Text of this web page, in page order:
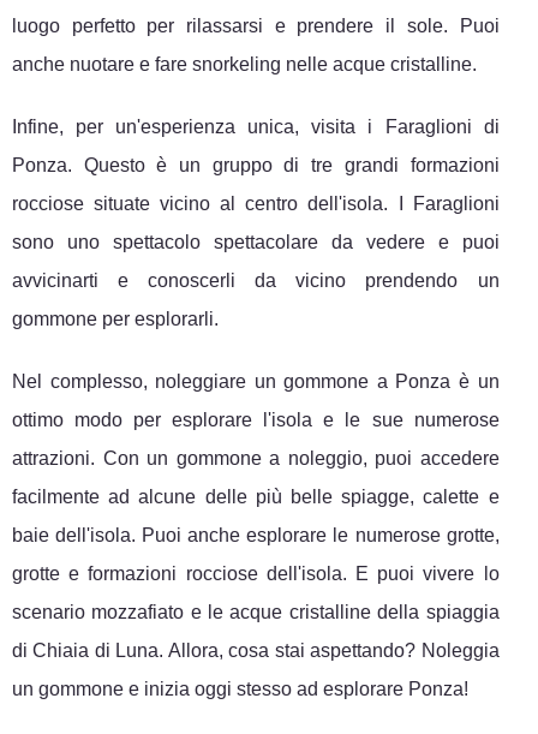
luogo perfetto per rilassarsi e prendere il sole. Puoi
anche nuotare e fare snorkeling nelle acque cristalline.
Infine, per un'esperienza unica, visita i Faraglioni di
Ponza. Questo è un gruppo di tre grandi formazioni
rocciose situate vicino al centro dell'isola. I Faraglioni
sono uno spettacolo spettacolare da vedere e puoi
avvicinarti e conoscerli da vicino prendendo un
gommone per esplorarli.
Nel complesso, noleggiare un gommone a Ponza è un
ottimo modo per esplorare l'isola e le sue numerose
attrazioni. Con un gommone a noleggio, puoi accedere
facilmente ad alcune delle più belle spiagge, calette e
baie dell'isola. Puoi anche esplorare le numerose grotte,
grotte e formazioni rocciose dell'isola. E puoi vivere lo
scenario mozzafiato e le acque cristalline della spiaggia
di Chiaia di Luna. Allora, cosa stai aspettando? Noleggia
un gommone e inizia oggi stesso ad esplorare Ponza!